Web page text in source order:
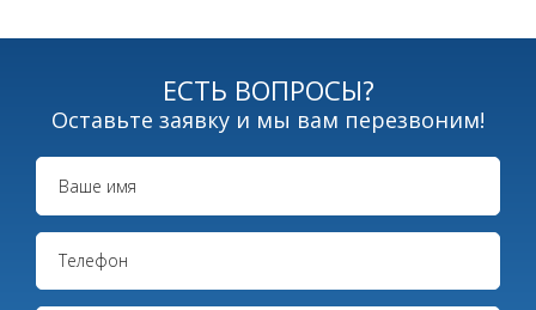
ЕСТЬ ВОПРОСЫ?
Оставьте заявку и мы вам перезвоним!